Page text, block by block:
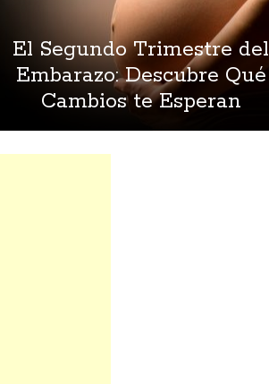
El Segundo Trimestre del
Embarazo: Descubre Qué
Cambios te Esperan